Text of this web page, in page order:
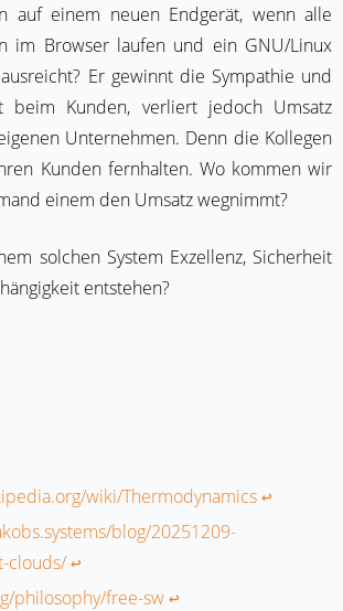
auf einem neuen Endgerät, wenn alle
im Browser laufen und ein GNU/Linux
Er gewinnt die Sympathie und
beim Kunden, verliert jedoch Umsatz
Unternehmen. Denn die Kollegen
Kunden fernhalten. Wo kommen wir
einem den Umsatz wegnimmt?
solchen System Exzellenz, Sicherheit
entstehen?
wiki/Thermodynamics↩︎
blog/20251209-
clouds/↩︎
philosophy/free-sw↩︎